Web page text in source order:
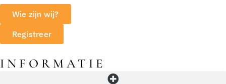
Wie zijn wij?
Registreer
INFORMATIE